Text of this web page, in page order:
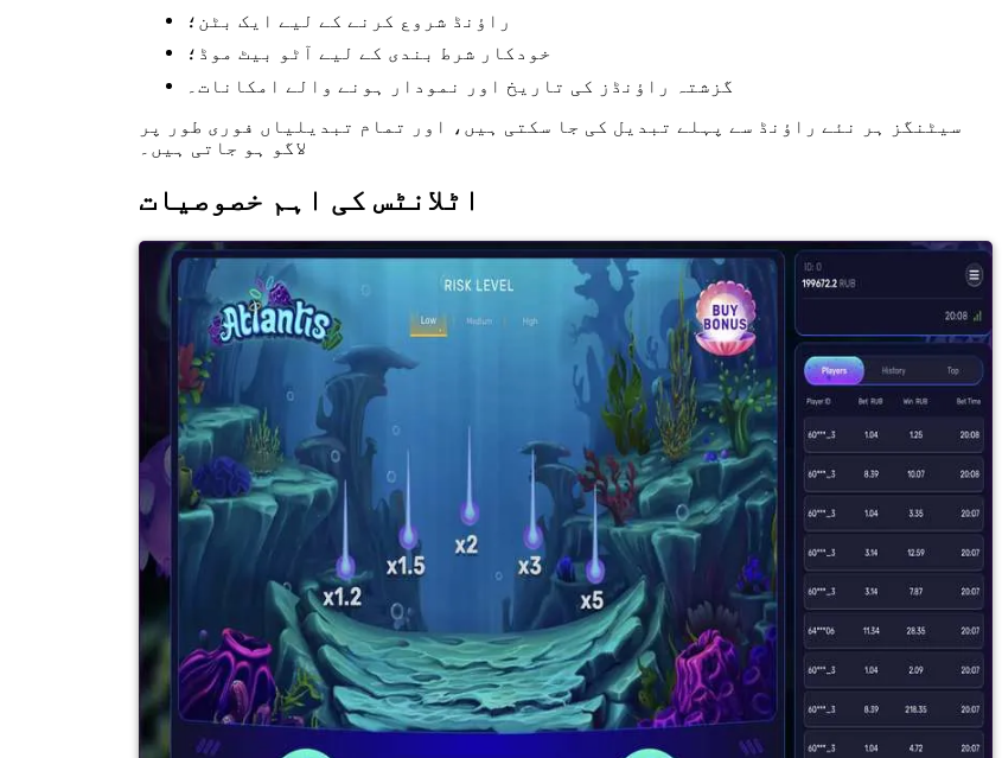
راؤنڈ شروع کرنے کے لیے ایک بٹن؛
خودکار شرط بندی کے لیے آٹو بیٹ موڈ؛
گزشتہ راؤنڈز کی تاریخ اور نمودار ہونے والے امکانات۔
سیٹنگز ہر نئے راؤنڈ سے پہلے تبدیل کی جا سکتی ہیں، اور تمام تبدیلیاں فوری طور پر
لاگو ہو جاتی ہیں۔
اٹلانٹس کی اہم خصوصیات